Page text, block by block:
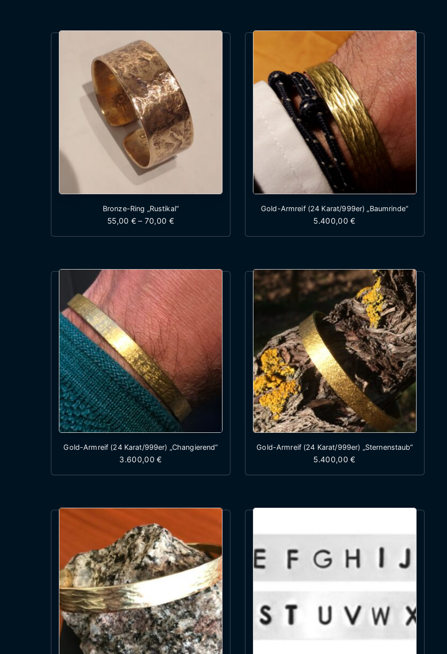
Bronze-Ring „Rustikal“
55,00 € – 70,00 €Preisspanne: 55,00 € bis 70,00 €
Dieses Produkt weist mehrere Varianten auf. Die Optionen können auf
Gold-Armreif (24 Karat/999er) „Baumrinde“
5.400,00€
Dieses Produkt weist
Gold-Armreif (24 Karat/999er) „Changierend“
3.600,00€
Dieses Produkt weist mehrere Varianten auf. Die Optionen können auf
Gold-Armreif (24 Karat/999er) „Sternenstaub“
5.400,00€
Dieses Produkt weist